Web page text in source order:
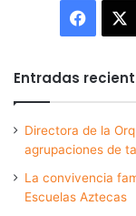
Entradas
Directora de la
agrupaciones de
La convivencia
Escuelas Aztecas